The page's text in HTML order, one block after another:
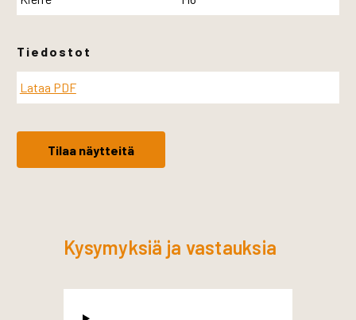
Tiedostot
Lataa PDF
Tilaa näytteitä
Kysymyksiä ja vastauksia